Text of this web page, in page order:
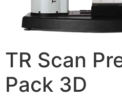
TR Scan
Pack 3D